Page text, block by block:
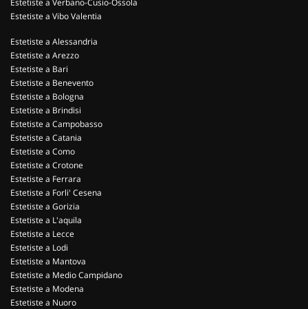
Estetiste a Verbano-Cusio-Ossola
Estetiste a Vibo Valentia
Estetiste a Alessandria
Estetiste a Arezzo
Estetiste a Bari
Estetiste a Benevento
Estetiste a Bologna
Estetiste a Brindisi
Estetiste a Campobasso
Estetiste a Catania
Estetiste a Como
Estetiste a Crotone
Estetiste a Ferrara
Estetiste a Forli' Cesena
Estetiste a Gorizia
Estetiste a L'aquila
Estetiste a Lecce
Estetiste a Lodi
Estetiste a Mantova
Estetiste a Medio Campidano
Estetiste a Modena
Estetiste a Nuoro